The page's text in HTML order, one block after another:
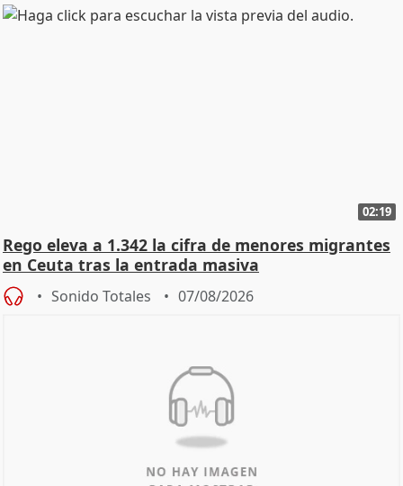
02:19
Rego eleva a 1.342 la cifra de menores migrantes
en Ceuta tras la entrada masiva
Sonido Totales 07/08/2026